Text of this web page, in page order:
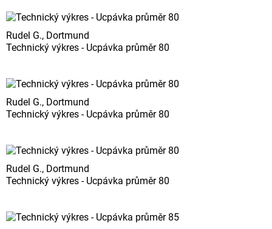
Rudel G., Dortmund
Technický výkres - Ucpávka průměr 80
Rudel G., Dortmund
Technický výkres - Ucpávka průměr 80
Rudel G., Dortmund
Technický výkres - Ucpávka průměr 80